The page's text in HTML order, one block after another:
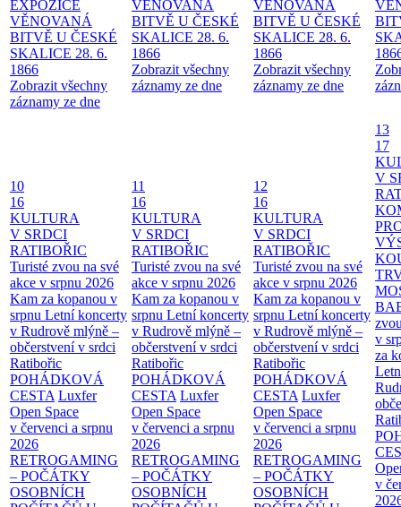
EXPOZICE
VĚNOVANÁ
BITVĚ U ČESKÉ
SKALICE 28. 6.
1866
Zobrazit všechny
záznamy ze dne
VĚNOVANÁ
BITVĚ U ČESKÉ
SKALICE 28. 6.
1866
Zobrazit všechny
záznamy ze dne
VĚNOVANÁ
BITVĚ U ČESKÉ
SKALICE 28. 6.
1866
Zobrazit všechny
záznamy ze dne
10
16
KULTURA
V SRDCI
RATIBOŘIC
Turisté zvou na své
akce v srpnu 2026
Kam za kopanou v
srpnu Letní koncerty
v Rudrově mlýně –
občerstvení v srdci
Ratibořic
POHÁDKOVÁ
CESTA Luxfer
Open Space
v červenci a srpnu
2026
RETROGAMING
– POČÁTKY
OSOBNÍCH
11
16
KULTURA
V SRDCI
RATIBOŘIC
Turisté zvou na své
akce v srpnu 2026
Kam za kopanou v
srpnu Letní koncerty
v Rudrově mlýně –
občerstvení v srdci
Ratibořic
POHÁDKOVÁ
CESTA Luxfer
Open Space
v červenci a srpnu
2026
RETROGAMING
– POČÁTKY
OSOBNÍCH
12
16
KULTURA
V SRDCI
RATIBOŘIC
Turisté zvou na své
akce v srpnu 2026
Kam za kopanou v
srpnu Letní koncerty
v Rudrově mlýně –
občerstvení v srdci
Ratibořic
POHÁDKOVÁ
CESTA Luxfer
Open Space
v červenci a srpnu
2026
RETROGAMING
– POČÁTKY
OSOBNÍCH
13
17
V
v
za
v